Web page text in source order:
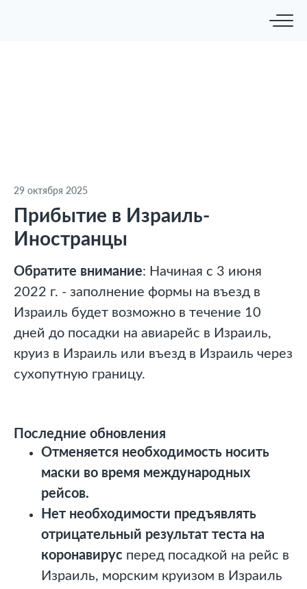
29 октября 2025
Прибытие в Израиль-
Иностранцы
Обратите внимание: Начиная с 3 июня
2022 г. - заполнение формы на въезд в
Израиль будет возможно в течение 10
дней до посадки на авиарейс в Израиль,
круиз в Израиль или въезд в Израиль через
сухопутную границу.
Последние обновления
Отменяется необходимость носить
маски во время международных
рейсов.
Нет необходимости предъявлять
отрицательный результат теста на
коронавирус перед посадкой на рейс в
Израиль, морским круизом в Израиль